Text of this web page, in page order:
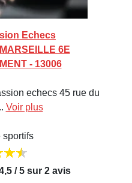
Echecs
6E
- 13006
echecs 45 rue du
Voir plus
sportifs
/ 5 sur 2 avis